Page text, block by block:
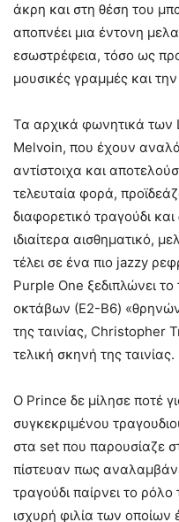
άκρη και στη θέση του
αποπνέει μια έντονη
εσωστρέφεια, τόσο ως
μουσικές γραμμές και
Τα αρχικά φωνητικά των
Melvoin, που έχουν
αντίστοιχα και
τελευταία φορά,
διαφορετικό τραγούδι
ιδιαίτερα αισθηματικό,
τέλει σε ένα πιο jazzy
Purple One ξεδιπλώνει
οκτάβων (Ε2-B6)
της ταινίας, Christopher
τελική σκηνή της ταινίας.
Ο Prince δε μίλησε ποτέ
συγκεκριμένου
στα set που παρουσίαζε
πίστευαν πως
τραγούδι παίρνει το
ισχυρή φιλία των